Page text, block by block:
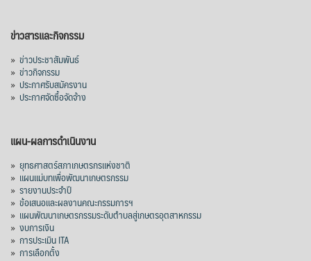
ส่งออกมันครึ่งปี 69 ปริมาณ 2.52 ล้านตัน
ลด 51.63% ยังดีที่ราคาขายดีกว่าปีก่อน
mgronline.com
View on Facebook
สภาเกษตรกรแห่งชาติ
12 hours ago
คณะรัฐมนตรี อนุมัติโครงการอ่างเก็บน้ำ
คลองวังโตนด วงเงิน 7,200 ล้านบาท สะท้อน
ผลสำเร็จการผลักดันข้อเสนอเชิงนโยบายของ
ข่าวสารและกิจกรรม
» ข่าวประชาสัมพันธ์
» ข่าวกิจกรรม
» ประกาศรับสมัครงาน
» ประกาศจัดซื้อจัดจ้าง
แผน-ผลการดำเนินงาน
» ยุทธศาสตร์สภาเกษตรกรแห่งชาติ
» แผนแม่บทเพื่อพัฒนาเกษตรกรรม
» รายงานประจำปี
» ข้อเสนอและผลงานคณะกรรมการฯ
» แผนพัฒนาเกษตรกรรมระดับตำบลสู่เกษตรอุตสาหกรรม
» งบการเงิน
» การประเมิน ITA
» การเลือกตั้ง